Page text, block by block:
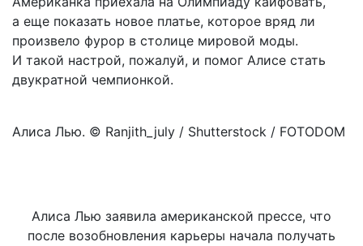
а еще показать новое платье, которое вряд ли
произвело фурор в столице мировой моды.
И такой настрой, пожалуй, и помог Алисе стать
двукратной чемпионкой.
Алиса Лью. © Ranjith_july / Shutterstock / FOTODOM
Алиса Лью заявила американской прессе, что
после возобновления карьеры начала получать